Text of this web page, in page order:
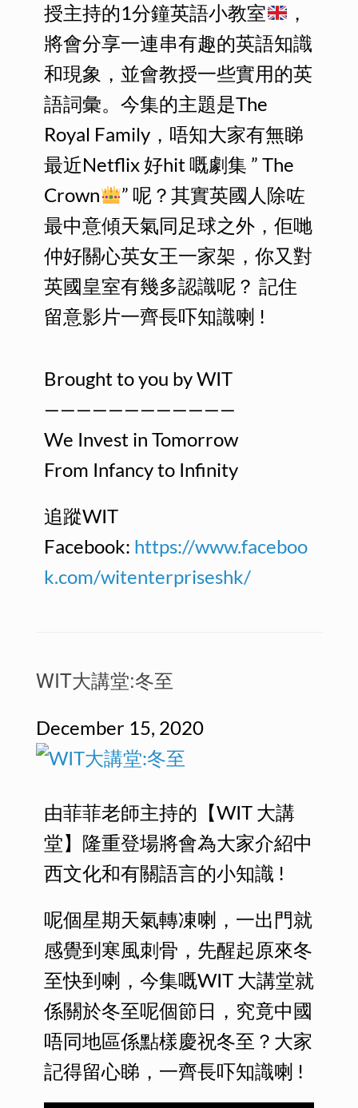
授主持的1分鐘英語小教室
，
將會分享一連串有趣的英語知識
和現象，並會教授一些實用的英
語詞彙。今集的主題是The
Royal Family，唔知大家有無睇
最近Netflix 好hit 嘅劇集 ” The
Crown
” 呢？其實英國人除咗
最中意傾天氣同足球之外，佢哋
仲好關心英女王一家架，你又對
英國皇室有幾多認識呢？ 記住
留意影片一齊長吓知識喇 !
Brought to you by WIT
————————————
We Invest in Tomorrow
From Infancy to Infinity
追蹤WIT
Facebook: https://www.faceboo
k.com/witenterpriseshk/
WIT大講堂:冬至
December 15, 2020
由菲菲老師主持的【WIT 大講
堂】隆重登場將會為大家介紹中
西文化和有關語言的小知識 !
呢個星期天氣轉凍喇，一出門就
感覺到寒風刺骨，先醒起原來冬
至快到喇，今集嘅WIT 大講堂就
係關於冬至呢個節日，究竟中國
唔同地區係點樣慶祝冬至？大家
記得留心睇，一齊長吓知識喇 !